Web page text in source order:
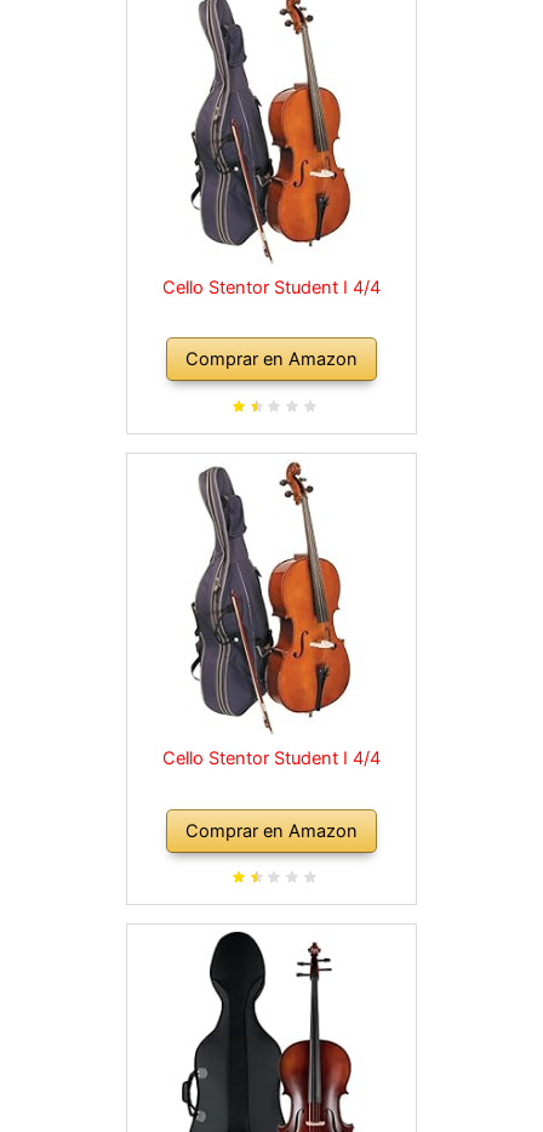
Cello Stentor Student I 4/4
Comprar en Amazon
Cello Stentor Student I 4/4
Comprar en Amazon